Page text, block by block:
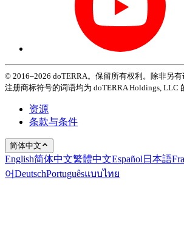
© 2016–2026 doTERRA。保留所有权利。除非另
注册商标符号的词语均为 doTERRA Holdings, LLC
资源
条款与条件
简体中文
English简体中文繁體中文Español 日本語
어DeutschPortuguêsแบบไทย